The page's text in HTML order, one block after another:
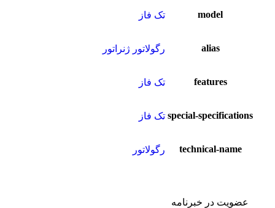
model تک فاز
alias رگولاتور ژنراتور
features تک فاز
special-specifications تک فاز
technical-name رگولاتور
عضویت در خبرنامه